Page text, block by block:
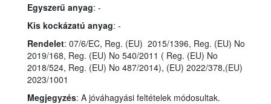
Egyszerű anyag: -
Kis kockázatú anyag: -
Rendelet: 07/6/EC, Reg. (EU) 2015/1396, Reg. (EU) No
2019/168, Reg. (EU) No 540/2011 ( Reg. (EU) No
2018/524, Reg. (EU) No 487/2014), (EU) 2022/378,(EU)
2023/1001
Megjegyzés: A jóváhagyási feltételek módosultak.